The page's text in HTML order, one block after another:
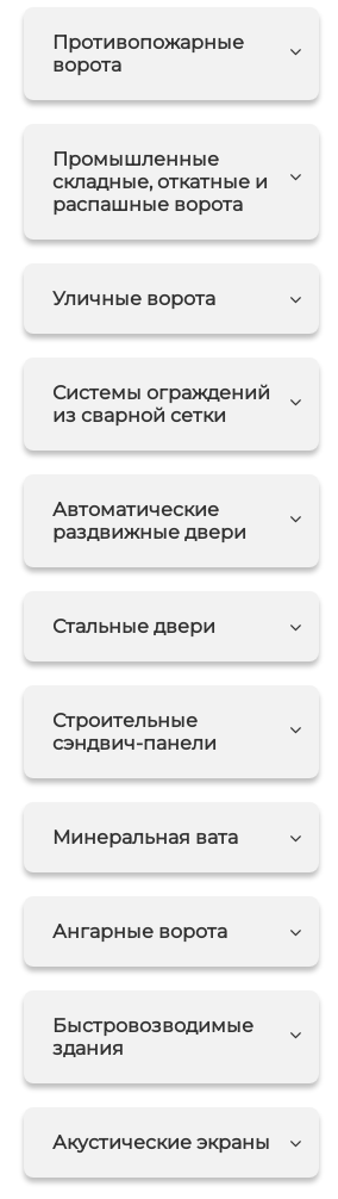
Противопожарные
ворота
Промышленные
складные, откатные и
распашные ворота
Уличные ворота
Системы ограждений
из сварной сетки
Автоматические
раздвижные двери
Стальные двери
Строительные
сэндвич-панели
Минеральная вата
Ангарные ворота
Быстровозводимые
здания
Акустические экраны